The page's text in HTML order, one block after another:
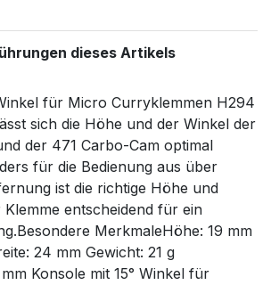
dieses Artikels
für Micro Curryklemmen H294
sich die Höhe und der Winkel der
der 471 Carbo-Cam optimal
für die Bedienung aus über
ist die richtige Höhe und
entscheidend für ein
MerkmaleHöhe: 19 mm
24 mm Gewicht: 21 g
Konsole mit 15° Winkel für